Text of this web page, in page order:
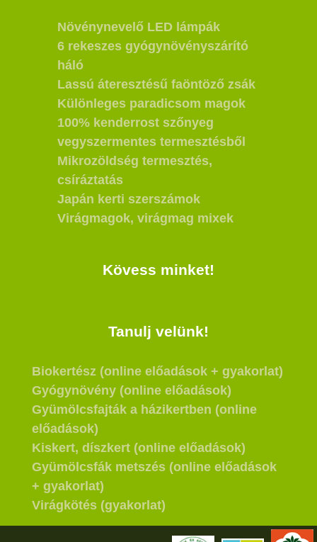
Növénynevelő LED lámpák
6 rekeszes gyógynövényszárító
háló
Lassú áteresztésű faöntöző zsák
Különleges paradicsom magok
100% kenderrost szőnyeg
vegyszermentes termesztésből
Mikrozöldség termesztés,
csíráztatás
Japán kerti szerszámok
Virágmagok, virágmag mixek
Kövess minket!
Tanulj velünk!
Biokertész (online előadások + gyakorlat)
Gyógynövény (online előadások)
Gyümölcsfajták a házikertben (online
előadások)
Kiskert, díszkert (online előadások)
Gyümölcsfák metszés (online előadások
+ gyakorlat)
Virágkötés (gyakorlat)